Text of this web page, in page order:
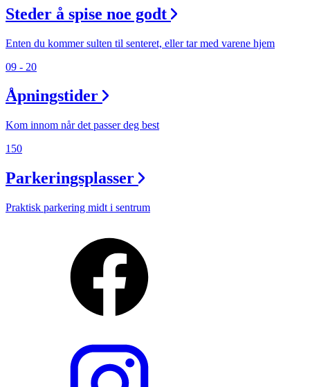
Steder å spise noe godt
Enten du kommer sulten til senteret, eller tar med varene hjem
09 - 20
Åpningstider
Kom innom når det passer deg best
150
Parkeringsplasser
Praktisk parkering midt i sentrum